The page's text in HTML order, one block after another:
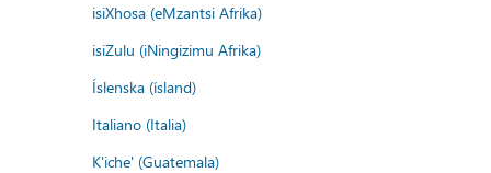
isiXhosa (eMzantsi Afrika)
isiZulu (iNingizimu Afrika)
Íslenska (ísland)
Italiano (Italia)
K'iche' (Guatemala)